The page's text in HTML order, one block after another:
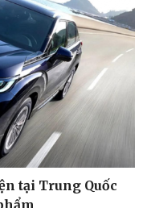
nghệ
điệu
nghệ
nghiệm
đổi số
tại Trung Quốc